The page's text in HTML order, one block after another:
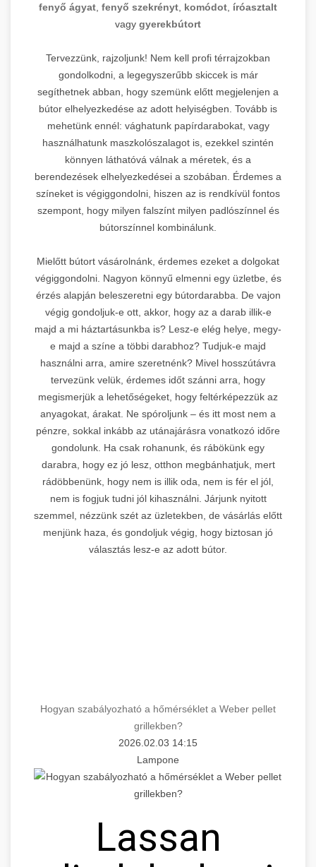
fenyő ágyat fenyő szekrényt komódot íróasztalt
vagy gyerekbútort
Tervezzünk, rajzoljunk! Nem kell profi térrajzokban
gondolkodni, a legegyszerűbb skiccek is már
segíthetnek abban, hogy szemünk előtt megjelenjen a
bútor elhelyezkedése az adott helyiségben. Tovább is
mehetünk ennél: vághatunk papírdarabokat, vagy
használhatunk maszkolószalagot is, ezekkel szintén
könnyen láthatóvá válnak a méretek, és a
berendezések elhelyezkedései a szobában. Érdemes a
színeket is végiggondolni, hiszen az is rendkívül fontos
szempont, hogy milyen falszínt milyen padlószínnel és
bútorszínnel kombinálunk.
Mielőtt bútort vásárolnánk, érdemes ezeket a dolgokat
végiggondolni. Nagyon könnyű elmenni egy üzletbe, és
érzés alapján beleszeretni egy bútordarabba. De vajon
végig gondoljuk-e ott, akkor, hogy az a darab illik-e
majd a mi háztartásunkba is? Lesz-e elég helye, megy-
e majd a színe a többi darabhoz? Tudjuk-e majd
használni arra, amire szeretnénk? Mivel hosszútávra
tervezünk velük, érdemes időt szánni arra, hogy
megismerjük a lehetőségeket, hogy feltérképezzük az
anyagokat, árakat. Ne spóroljunk – és itt most nem a
pénzre, sokkal inkább az utánajárásra vonatkozó időre
gondolunk. Ha csak rohanunk, és rábökünk egy
darabra, hogy ez jó lesz, otthon megbánhatjuk, mert
rádöbbenünk, hogy nem is illik oda, nem is fér el jól,
nem is fogjuk tudni jól kihasználni. Járjunk nyitott
szemmel, nézzünk szét az üzletekben, de vásárlás előtt
menjünk haza, és gondoljuk végig, hogy biztosan jó
választás lesz-e az adott bútor.
Hogyan szabályozható a hőmérséklet a Weber pellet
grillekben?
2026.02.03 14:15
Lampone
Lassan